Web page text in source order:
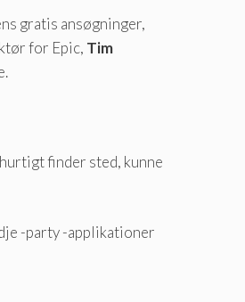
gratis ansøgninger,
for Epic, Tim
finder sted, kunne
-party -applikationer